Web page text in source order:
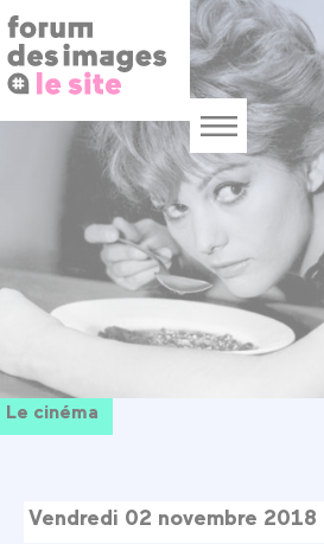
Panneau de gestion des cookies
au
contenu
principal
Menu
Le cinéma
Vendredi 02 novembre 2018